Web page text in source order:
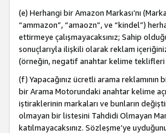
(e) Herhangi bir Amazon Markası’nı
“ammazon”, “amaozn”, ve “kindel”)
ettirmeye çalışmayacaksınız; Sahip
sonuçlarıyla ilişkili olarak reklam
(örneğin, negatif anahtar kelime teklifleri
(f) Yapacağınız ücretli arama
bir Arama Motorundaki anahtar kelime
iştiraklerinin markaları ve bunların
olmayan bir listesini Tahdidi Olmayan
katılmayacaksınız. Sözleşme’ye